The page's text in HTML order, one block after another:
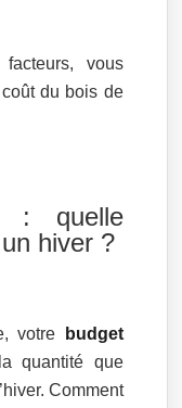
vous
du bois de
: quelle
hiver ?
votre
budget
quantité que
Comment